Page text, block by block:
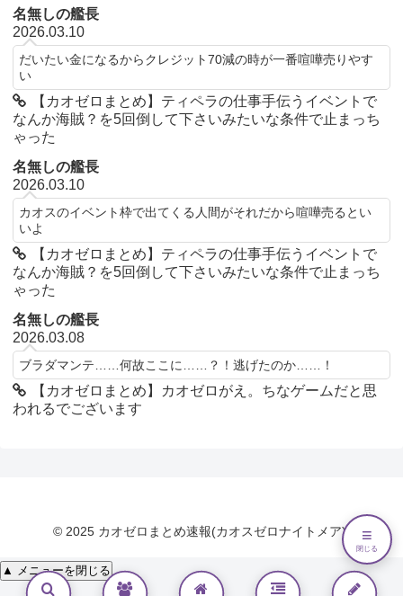
名無しの艦長
2026.03.10
だいたい金になるからクレジット70減の時が一番喧嘩売りやす
い
【カオゼロまとめ】ティペラの仕事手伝うイベントで
なんか海賊？を5回倒して下さいみたいな条件で止まっち
ゃった
名無しの艦長
2026.03.10
カオスのイベント枠で出てくる人間がそれだから喧嘩売るとい
いよ
【カオゼロまとめ】ティペラの仕事手伝うイベントで
なんか海賊？を5回倒して下さいみたいな条件で止まっち
ゃった
名無しの艦長
2026.03.08
ブラダマンテ……何故ここに……？！逃げたのか……！
【カオゼロまとめ】カオゼロがえ。ちなゲームだと思
われるでございます
© 2025 カオゼロまとめ速報(カオスゼロナイトメア).
▲ メニューを閉じる
≡
閉じる